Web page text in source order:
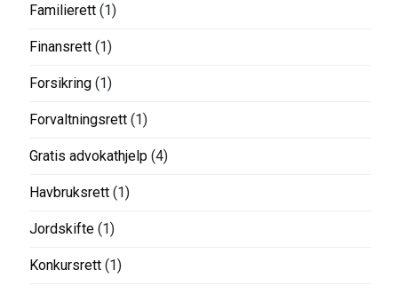
Familierett (1)
Finansrett (1)
Forsikring (1)
Forvaltningsrett (1)
Gratis advokathjelp (4)
Havbruksrett (1)
Jordskifte (1)
Konkursrett (1)